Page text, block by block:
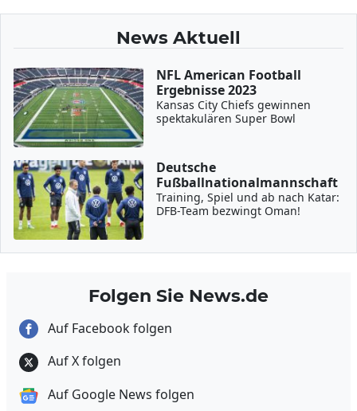
News Aktuell
NFL American Football
Ergebnisse 2023
Kansas City Chiefs gewinnen
spektakulären Super Bowl
Deutsche
Fußballnationalmannschaft
Training, Spiel und ab nach Katar:
DFB-Team bezwingt Oman!
Folgen Sie News.de
Auf Facebook folgen
Auf X folgen
Auf Google News folgen